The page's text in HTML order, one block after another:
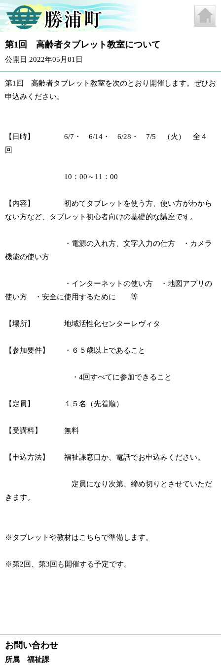
第1回 高齢者タブレット教室について
公開日 2022年05月01日
第1回 高齢者タブレット教室を次のとおり開催します。ぜひお
申込みください。
【日時】 6/7・ 6/14・ 6/28・ 7/5 （火） 全４
回
10：00～11：00
【内容】 初めてタブレットを使う方、使い方がわから
ない方など、タブレット初心者向けの基礎的な講座です。
・電源の入れ方、文字入力の仕方 ・カメラ
機能の使い方
・インターネットの使い方 ・地図アプリの
使い方 ・安全に使用するために 等
【場所】 地域活性化センターレヴィタ
【参加要件】 ・６５歳以上であること
・4回すべてに参加できること
【定員】 １５名（先着順）
【受講料】 無料
【申込方法】 福祉課窓口か、電話でお申込みください。
定員になり次第、締め切りとさせていただ
きます。
※タブレットや教材はこちらで準備します。
※第2回、第3回も開催する予定です。
お問い合わせ
所属 福祉課